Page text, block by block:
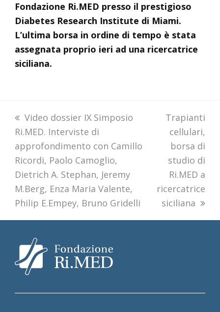
Fondazione Ri.MED presso il prestigioso
Diabetes Research Institute di Miami.
L’ultima borsa in ordine di tempo è stata
assegnata proprio ieri ad una ricercatrice
siciliana.
previous
post:
Video dossier IX Simposio
Ri.MED. Interviste di
approfondimento con Camillo
Ricordi, Paolo Camoglio,
Dietrich A. Stephan, Jeremy
M.Berg, Enza Maria Valente,
Philip E.Empey, Bruno Gridelli
next
post:
Trapianti
cellulari,
borsa di
studio di
Ri.MED a
ricercatrice
siciliana